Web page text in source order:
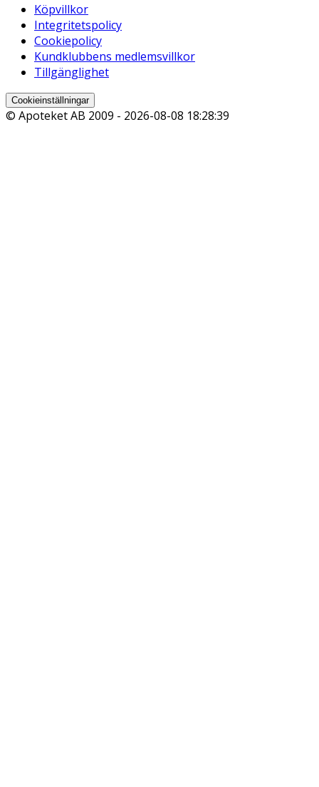
Köpvillkor
Integritetspolicy
Cookiepolicy
Kundklubbens medlemsvillkor
Tillgänglighet
Cookieinställningar
© Apoteket AB 2009 - 2026-08-08 18:28:39